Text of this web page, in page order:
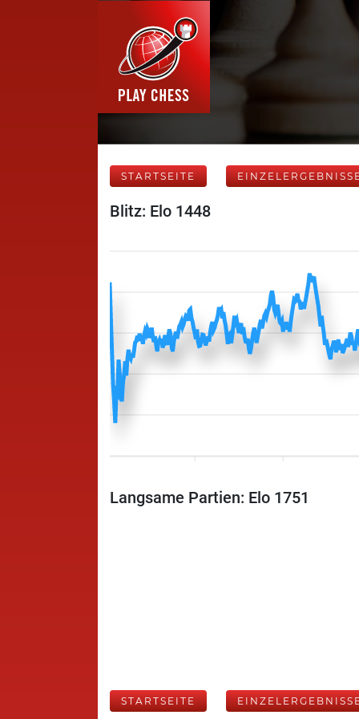
STARTSEITE
Blitz: Elo 1448
Langsame Partien: Elo 1751
STARTSEITE